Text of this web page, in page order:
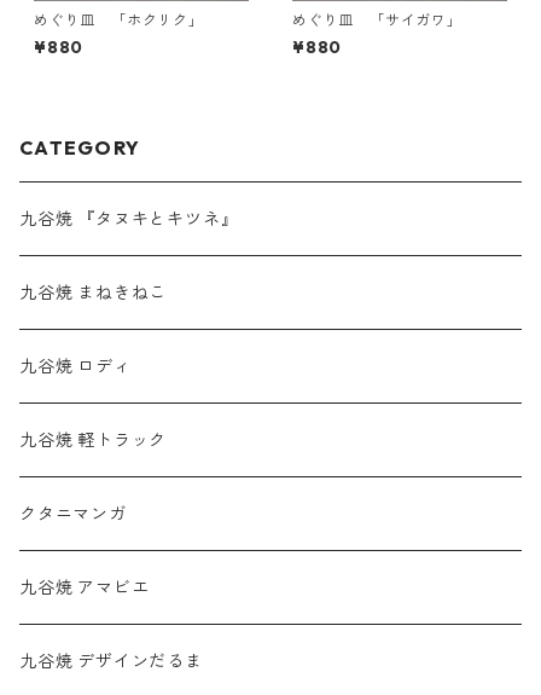
めぐり皿 「ホクリク」
¥880
めぐり皿 「サイガワ」
¥880
CATEGORY
九谷焼 『タヌキとキツネ』
九谷焼 まねきねこ
九谷焼 ロディ
九谷焼 軽トラック
クタニマンガ
九谷焼 アマビエ
九谷焼 デザインだるま